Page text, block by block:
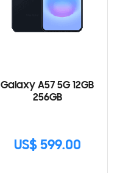
Galaxy A57 5G 12GB
256GB
US$ 599.00